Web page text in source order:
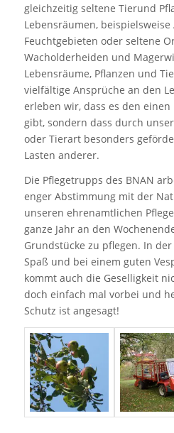
gleichzeitig seltene Tierund
Lebensräumen,
Feuchtgebieten oder seltene
Wacholderheiden und
Lebensräume, Pflanzen und
vielfältige Ansprüche an den
erleben wir, dass es den
gibt, sondern dass durch
oder Tierart besonders
Lasten anderer.
Die Pflegetrupps des BNAN
enger Abstimmung mit der
unseren ehrenamtlichen
ganze Jahr an den
Grundstücke zu pflegen. In
Spaß und bei einem guten
kommt auch die Geselligkeit
doch einfach mal vorbei und
Schutz ist angesagt!